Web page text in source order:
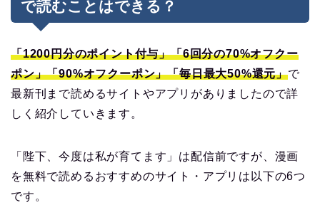
で読むことはできる？
「1200円分のポイント付与」「6回分の70%オフクー
ポン」「90%オフクーポン」「毎日最大50%還元」で
最新刊まで読めるサイトやアプリがありましたので詳
しく紹介していきます。
「陛下、今度は私が育てます」は配信前ですが、漫画
を無料で読めるおすすめのサイト・アプリは以下の6つ
です。